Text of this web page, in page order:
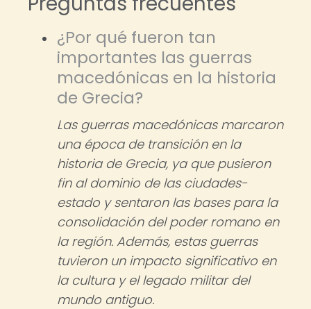
¿Por qué fueron tan
importantes las guerras
macedónicas en la historia
de Grecia?
Las guerras macedónicas marcaron
una época de transición en la
historia de Grecia, ya que pusieron
fin al dominio de las ciudades-
estado y sentaron las bases para la
consolidación del poder romano en
la región. Además, estas guerras
tuvieron un impacto significativo en
la cultura y el legado militar del
mundo antiguo.